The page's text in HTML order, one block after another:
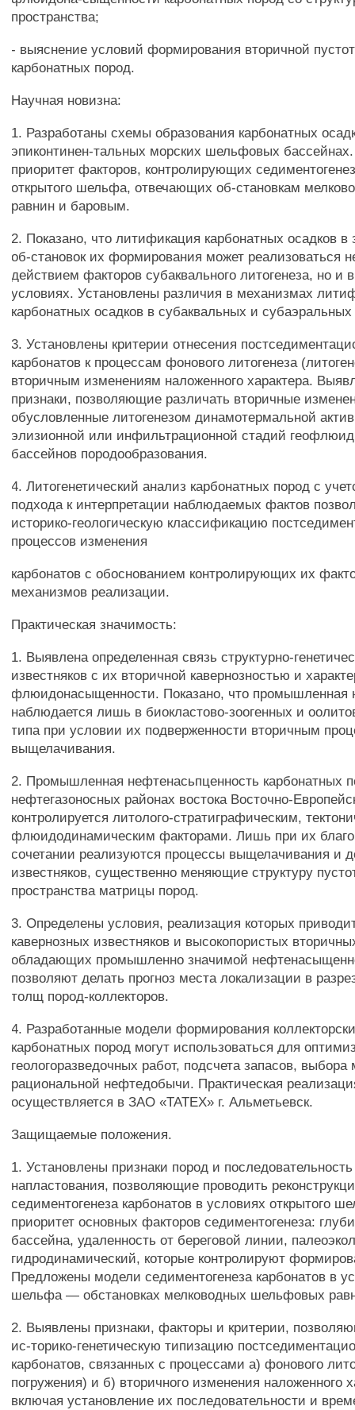
пространства;
- выяснение условий формирования вторичной
карбонатных пород.
Научная новизна:
1. Разработаны схемы образования карбонатных
эпиконтинен-тальных морских шельфовых
приоритет факторов, контролирующих
открытого шельфа, отвечающих об-становкам
равнин и баровым.
2. Показано, что литификация карбонатных осадков в
об-становок их формирования может реализоваться
действием факторов субаквального литогенеза, но и
условиях. Установлены различия в механизмах
карбонатных осадков в субаквальных и
3. Установлены критерии отнесения
карбонатов к процессам фонового литогенеза
вторичным изменениям наложенного характера.
признаки, позволяющие различать вторичные
обусловленные литогенезом динамотермальной
элизионной или инфильтрационной стадий
бассейнов породообразования.
4. Литогенетический анализ карбонатных пород с
подхода к интерпретации наблюдаемых фактов
историко-геологическую классификацию
процессов изменения
карбонатов с обоснованием контролирующих их
механизмов реализации.
Практическая значимость:
1. Выявлена определенная связь структурно-
известняков с их вторичной кавернозностью и
флюидонасыщенности. Показано, что промышленная
наблюдается лишь в биокластово-зоогенных и
типа при условии их подверженности вторичным
выщелачивания.
2. Промышленная нефтенасьпценность карбонатных
нефтегазоносных районах востока Восточно-
контролируется литолого-стратиграфическим,
флюидодинамическим факторами. Лишь при их
сочетании реализуются процессы выщелачивания и
известняков, существенно меняющие структуру
пространства матрицы пород.
3. Определены условия, реализация которых
кавернозных известняков и высокопористых
обладающих промышленно значимой
позволяют делать прогноз места локализации в
толщ пород-коллекторов.
4. Разработанные модели формирования
карбонатных пород могут использоваться для
геологоразведочных работ, подсчета запасов, выбора
рациональной нефтедобычи. Практическая
осуществляется в ЗАО «ТАТЕХ» г. Альметьевск.
Защищаемые положения.
1. Установлены признаки пород и
напластования, позволяющие проводить
седиментогенеза карбонатов в условиях открытого
приоритет основных факторов седиментогенеза:
бассейна, удаленность от береговой линии,
гидродинамический, которые контролируют
Предложены модели седиментогенеза карбонатов в
шельфа — обстановках мелководных шельфовых
2. Выявлены признаки, факторы и критерии,
ис-торико-генетическую типизацию
карбонатов, связанных с процессами а) фонового
погружения) и б) вторичного изменения наложенного
включая установление их последовательности и